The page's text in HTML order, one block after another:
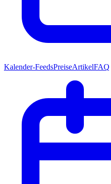
Kalender-FeedsPreiseArtikelFAQ